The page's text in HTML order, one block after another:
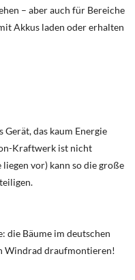
– aber auch für Bereiche
Akkus laden oder erhalten
Gerät, das kaum Energie
Kraftwerk ist nicht
vor) kann so die große
die Bäume im deutschen
Windrad draufmontieren!